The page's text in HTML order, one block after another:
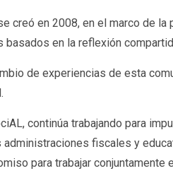
creó en 2008, en el marco de
basados en la reflexión
de experiencias de esta
continúa trabajando para
fiscales y
para trabajar